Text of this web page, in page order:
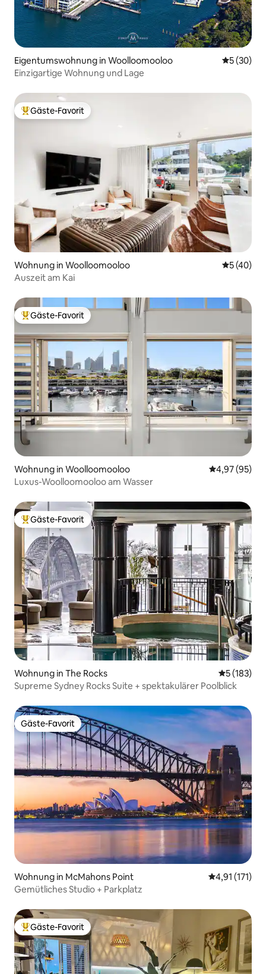
Eigentumswohnung in Woolloomooloo
5 (30)
Einzigartige Wohnung und Lage
Beliebter Gäste-Favorit.
Gäste-Favorit
Wohnung in Woolloomooloo
5 (40)
Auszeit am Kai
Beliebter Gäste-Favorit.
Gäste-Favorit
Wohnung in Woolloomooloo
4,97 (95)
Luxus-Woolloomooloo am Wasser
Beliebter Gäste-Favorit.
Gäste-Favorit
Wohnung in The Rocks
5 (183)
Supreme Sydney Rocks Suite + spektakulärer Poolblick
Gäste-Favorit
Gäste-Favorit
Wohnung in McMahons Point
4,91 (171)
Gemütliches Studio + Parkplatz
Beliebter Gäste-Favorit.
Gäste-Favorit